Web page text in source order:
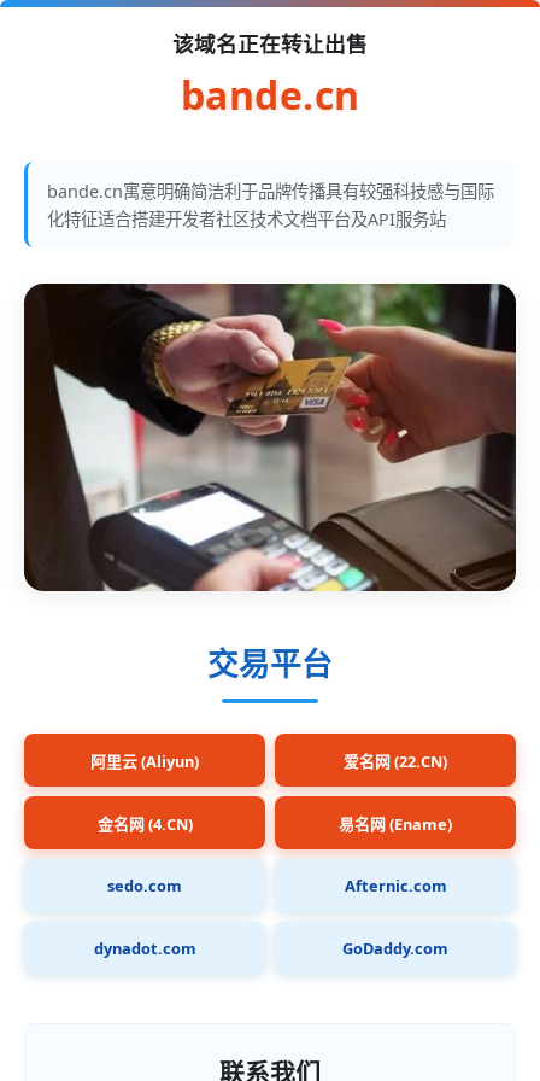
该域名正在转让出售
bande.cn
bande.cn寓意明确简洁利于品牌传播具有较强科技感与国际
化特征适合搭建开发者社区技术文档平台及API服务站
交易平台
阿里云 (Aliyun) 爱名网 (22.CN)
金名网 (4.CN) 易名网 (Ename)
sedo.com Afternic.com
dynadot.com GoDaddy.com
联系我们